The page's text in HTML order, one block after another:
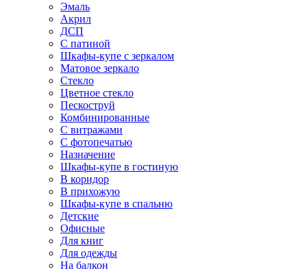
Эмаль
Акрил
ДСП
С патиной
Шкафы-купе с зеркалом
Матовое зеркало
Стекло
Цветное стекло
Пескоструй
Комбинированные
С витражами
С фотопечатью
Назначение
Шкафы-купе в гостиную
В коридор
В прихожую
Шкафы-купе в спальню
Детские
Офисные
Для книг
Для одежды
На балкон